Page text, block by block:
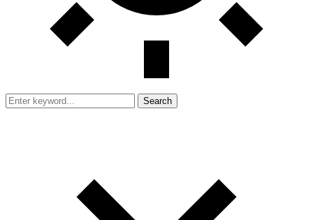
Search